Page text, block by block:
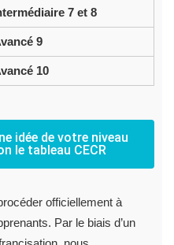
7 et 8
9
10
idée de votre niveau
le tableau CECR
officiellement à
Par le biais d’un